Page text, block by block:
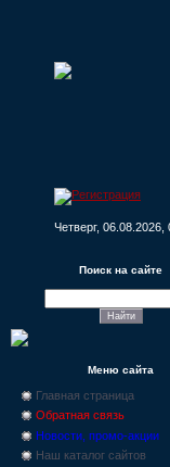
Четверг, 06.08.2026,
Поиск на сайте
Меню сайта
Главная страница
Обратная связь
Новости, промо-акции
Наш каталог сайтов